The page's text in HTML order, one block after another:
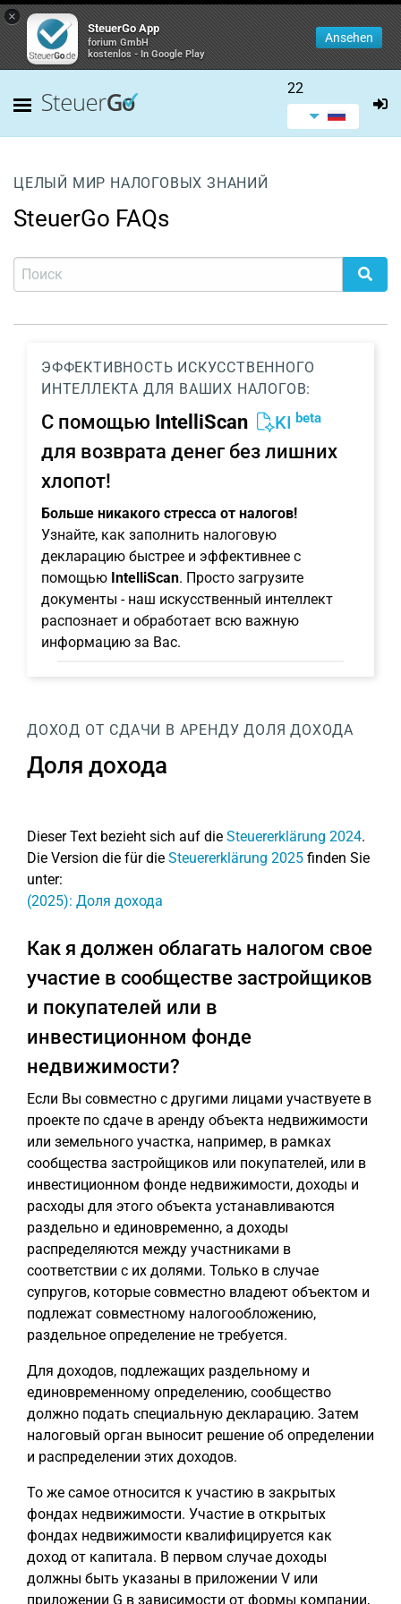
×
SteuerGo App
forium GmbH
kostenlos - In Google Play
Ansehen
22
ЦЕЛЫЙ МИР НАЛОГОВЫХ ЗНАНИЙ
SteuerGo FAQs
ЭФФЕКТИВНОСТЬ ИСКУССТВЕННОГО
ИНТЕЛЛЕКТА ДЛЯ ВАШИХ НАЛОГОВ:
С помощью IntelliScan KI beta
для возврата денег без лишних
хлопот!
Больше никакого стресса от налогов!
Узнайте, как заполнить налоговую
декларацию быстрее и эффективнее с
помощью IntelliScan. Просто загрузите
документы - наш искусственный интеллект
распознает и обработает всю важную
информацию за Вас.
ДОХОД ОТ СДАЧИ В АРЕНДУ ДОЛЯ ДОХОДА
Доля дохода
Dieser Text bezieht sich auf die Steuererklärung 2024.
Die Version die für die Steuererklärung 2025 finden Sie
unter:
(2025): Доля дохода
Как я должен облагать налогом свое
участие в сообществе застройщиков
и покупателей или в
инвестиционном фонде
недвижимости?
Если Вы совместно с другими лицами участвуете в
проекте по сдаче в аренду объекта недвижимости
или земельного участка, например, в рамках
сообщества застройщиков или покупателей, или в
инвестиционном фонде недвижимости, доходы и
расходы для этого объекта устанавливаются
раздельно и единовременно, а доходы
распределяются между участниками в
соответствии с их долями. Только в случае
супругов, которые совместно владеют объектом и
подлежат совместному налогообложению,
раздельное определение не требуется.
Для доходов, подлежащих раздельному и
единовременному определению, сообщество
должно подать специальную декларацию. Затем
налоговый орган выносит решение об определении
и распределении этих доходов.
То же самое относится к участию в закрытых
фондах недвижимости. Участие в открытых
фондах недвижимости квалифицируется как
доход от капитала. В первом случае доходы
должны быть указаны в приложении V или
приложении G в зависимости от формы компании,